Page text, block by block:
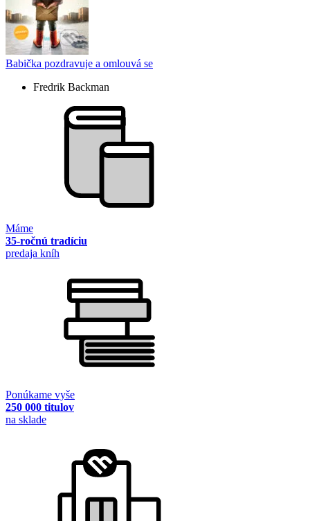
Babička pozdravuje a omlouvá se
Fredrik Backman
Máme
35-ročnú tradíciu
predaja kníh
Ponúkame vyše
250 000 titulov
na sklade